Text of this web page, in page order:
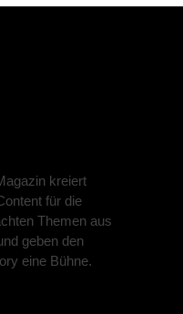
kreiert
für die
Themen aus
geben den
eine Bühne.